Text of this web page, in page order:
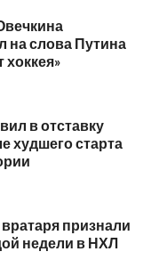
на слова Путина
хоккея»
в отставку
худшего старта
признали
недели в НХЛ